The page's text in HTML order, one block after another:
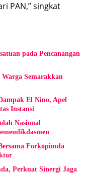
PAN,” singkat
pada Pencanangan
Semarakkan
El Nino, Apel
Instansi
Nasional
Forkopimda
Perkuat Sinergi Jaga